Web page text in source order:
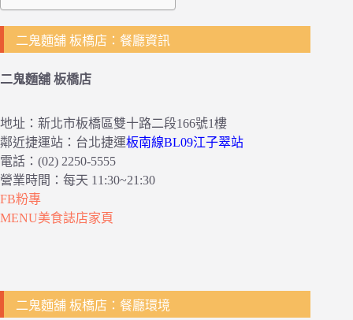
二鬼麵舖 板橋店：餐廳資訊
二鬼麵舖 板橋店
地址：新北市板橋區雙十路二段166號1樓
鄰近捷運站：台北捷運板南線BL09江子翠站
電話：(02) 2250-5555
營業時間：每天 11:30~21:30
FB粉專
MENU美食誌店家頁
二鬼麵舖 板橋店：餐廳環境